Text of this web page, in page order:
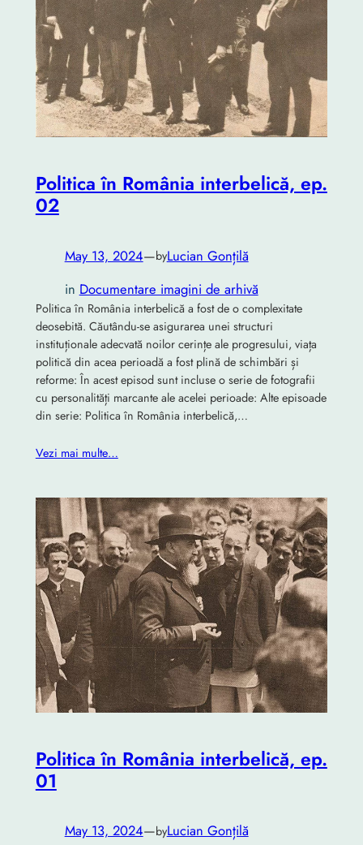
Politica în România interbelică, ep.
02
May 13, 2024—byLucian Gonțilă
in Documentare imagini de arhivă
Politica în România interbelică a fost de o complexitate
deosebită. Căutându-se asigurarea unei structuri
instituționale adecvată noilor cerințe ale progresului, viața
politică din acea perioadă a fost plină de schimbări și
reforme: În acest episod sunt incluse o serie de fotografii
cu personalități marcante ale acelei perioade: Alte episoade
din serie: Politica în România interbelică,…
Vezi mai multe…
Politica în România interbelică, ep.
01
May 13, 2024—byLucian Gonțilă